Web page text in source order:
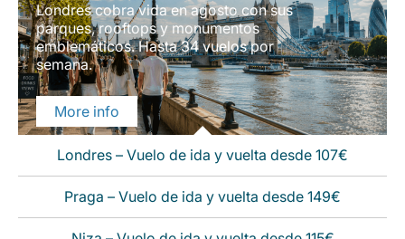
Londres cobra vida en agosto con sus
parques, rooftops y monumentos
emblemáticos. Hasta 34 vuelos por
semana.
More info
Londres – Vuelo de ida y vuelta desde 107€
Praga – Vuelo de ida y vuelta desde 149€